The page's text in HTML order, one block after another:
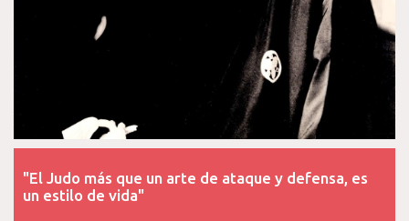
"El Judo más que un arte de ataque y defensa, es
un estilo de vida"